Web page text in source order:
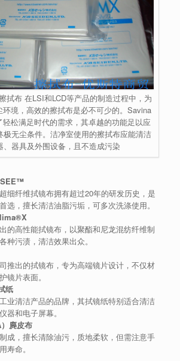
拭布 在LSI和LCD等产品的制造过程中，为
环境，高效的擦拭布是必不可少的。Savina
松满足时代的需求，其卓越的功能足以应
极无尘条件。洁净室使用的擦拭布应能清洁
、器具及外围设备，且不造成污染
细纤维拭镜布拥有超过20年的研发历史，是
选，擅长清洁油脂污垢，可多次洗涤使用。
的高性能拭镜布，以聚酯和尼龙混纺纤维制
种污渍，清洁效果出众。
推出的拭镜布，专为高端镜片设计，不仅材
镜片表面。
纸
业清洁产品的品牌，其拭镜纸特别适合清洁
器和电子屏幕。
麂皮布
成，擅长清除油污，质地柔软，但需注意手
寿命。